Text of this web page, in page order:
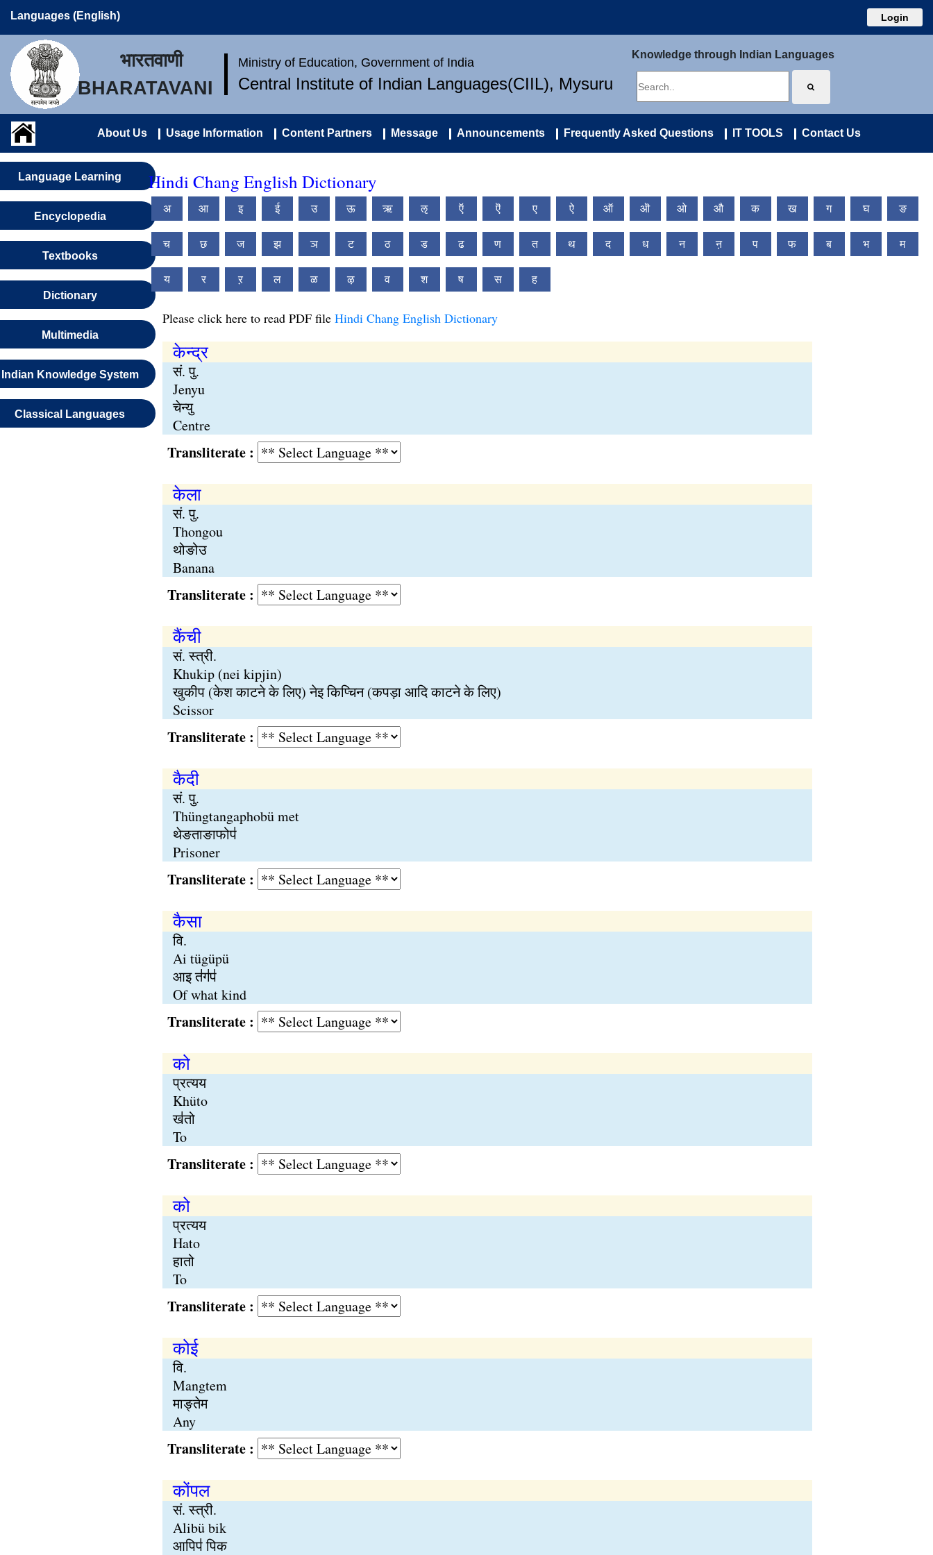
Languages (English) Login
भारतवाणी
BHARATAVANI
Ministry of Education, Government of India
Central Institute of Indian Languages(CIIL), Mysuru
Knowledge through Indian Languages
About Us Usage Information Content Partners Message Announcements Frequently Asked Questions IT TOOLS Contact Us
Language Learning
Encyclopedia
Textbooks
Dictionary
Multimedia
Indian Knowledge System
Classical Languages
Hindi Chang English Dictionary
अ आ इ ई उ ऊ ऋ ऌ ऍ ऎ ए ऐ ऑ ऒ ओ औ क ख ग घ ङ
च छ ज झ ञ ट ठ ड ढ ण त थ द ध न ऩ प फ ब भ म
य र ऱ ल ळ ऴ व श ष स ह
Please click here to read PDF file Hindi Chang English Dictionary
केन्द्र
सं. पु.
Jenyu
चेन्यु
Centre
Transliterate :
केला
सं. पु.
Thongou
थोङोउ
Banana
Transliterate :
कैंची
सं. स्त्री.
Khukip (nei kipjin)
खुकीप (केश काटने के लिए) नेइ किप्चिन (कपड़ा आदि काटने के लिए)
Scissor
Transliterate :
कैदी
सं. पु.
Thüngtangaphobü met
थेङताङाफोप॑
Prisoner
Transliterate :
कैसा
वि.
Ai tügüpü
आइ त॑ग॑प॑
Of what kind
Transliterate :
को
प्रत्यय
Khüto
ख॑तो
To
Transliterate :
को
प्रत्यय
Hato
हातो
To
Transliterate :
कोई
वि.
Mangtem
माङ्तेम
Any
Transliterate :
कोंपल
सं. स्त्री.
Alibü bik
आपिप॑ पिक